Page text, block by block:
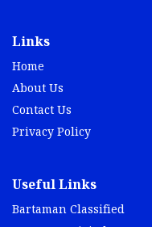
Links
Home
About Us
Contact Us
Privacy Policy
Useful Links
Bartaman Classified